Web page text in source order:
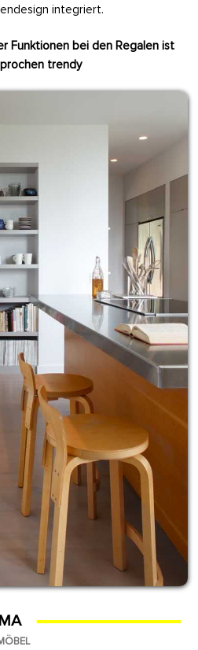
integriert.
Funktionen bei den Regalen ist
trendy